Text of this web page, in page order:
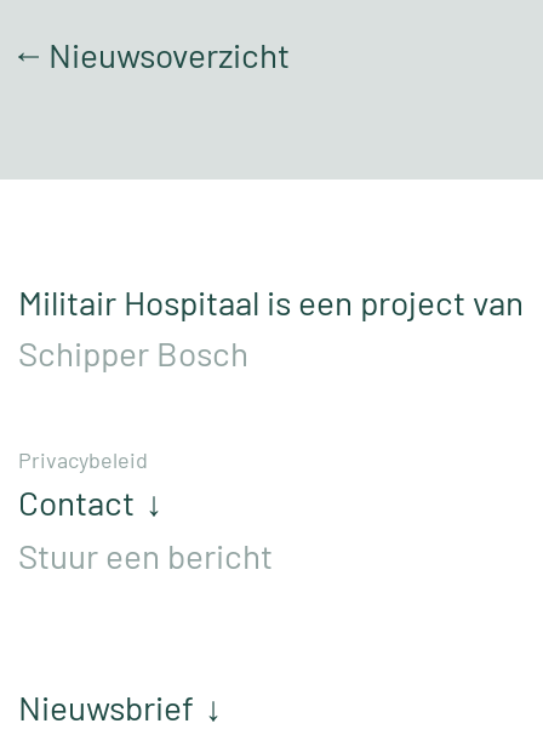
↑ Nieuwsoverzicht
Militair Hospitaal is een project van
Schipper Bosch
Privacybeleid
Contact ↓
Stuur een bericht
Nieuwsbrief ↓